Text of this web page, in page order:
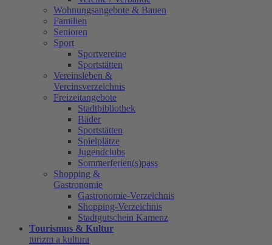
Wohnungsangebote & Bauen
Familien
Senioren
Sport
Sportvereine
Sportstätten
Vereinsleben &
Vereinsverzeichnis
Freizeitangebote
Stadtbibliothek
Bäder
Sportstätten
Spielplätze
Jugendclubs
Sommerferien(s)pass
Shopping &
Gastronomie
Gastronomie-Verzeichnis
Shopping-Verzeichnis
Stadtgutschein Kamenz
Tourismus & Kultur
turizm a kultura